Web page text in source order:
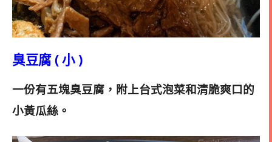
臭豆腐 ( 小 )
一份有五塊臭豆腐，附上台式泡菜和清脆爽口的
小黃瓜絲。